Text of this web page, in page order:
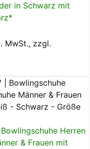
in Schwarz mit
MwSt., zzgl.
Herren
& Frauen mit